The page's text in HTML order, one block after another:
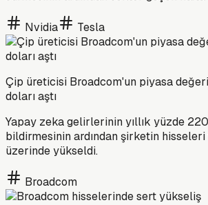
Nvidia Tesla
Çip üreticisi Broadcom'un piyasa
doları aştı
Yapay zeka gelirlerinin yıllık yüzde 220
bildirmesinin ardından şirketin
üzerinde yükseldi.
Broadcom